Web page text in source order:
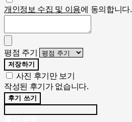
개인정보 수집 및 이용에 동의합니다.
평점 주기
저장하기
사진 후기만 보기
작성된 후기가 없습니다.
후기 쓰기